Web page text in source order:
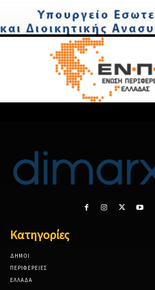
Κατηγορίες
ΔΗΜΟΙ
ΠΕΡΙΦΕΡΕΙΕΣ
ΕΛΛΑΔΑ